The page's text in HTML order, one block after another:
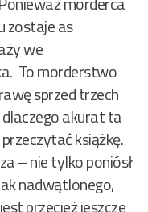
zostaje as
we
To morderstwo
sprzed trzech
akurat ta
książkę.
– nie tylko poniósł
nadwątlonego,
przecież jeszcze